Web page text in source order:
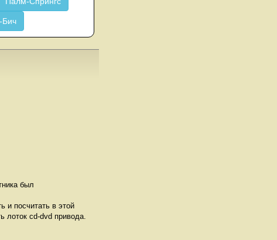
Бич
был
и посчитать в этой
лоток cd-dvd привода.